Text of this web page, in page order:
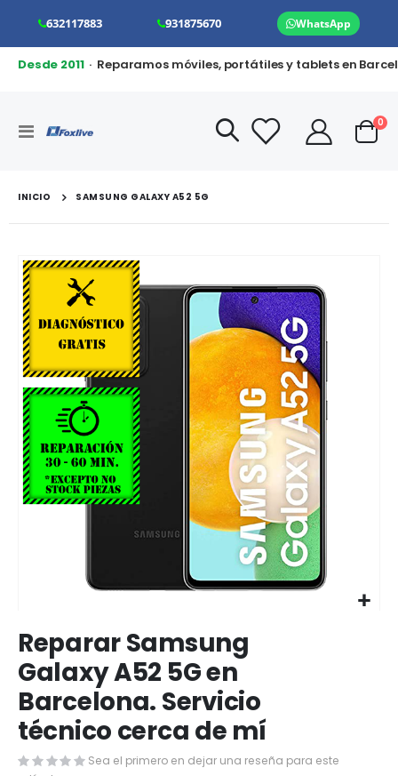
632117883 931875670 WhatsApp
Desde 2011· Reparamos móviles, portátiles y tablets en
Toggle
Cart
0
INICIO SAMSUNG GALAXY A52 5G
Saltar
al
final
de
la
galería
de
imágenes
al
comienzo
de
la
galería
de
Reparar Samsung
Galaxy A52 5G en
Barcelona. Servicio
técnico cerca de mí
Sea el primero en dejar una reseña para este